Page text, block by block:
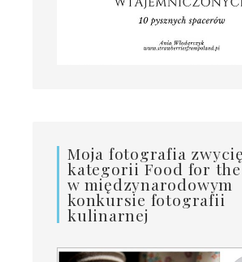
Moja fotografia
kategorii Food for
w międzynarodowym
konkursie fotografii
kulinarnej